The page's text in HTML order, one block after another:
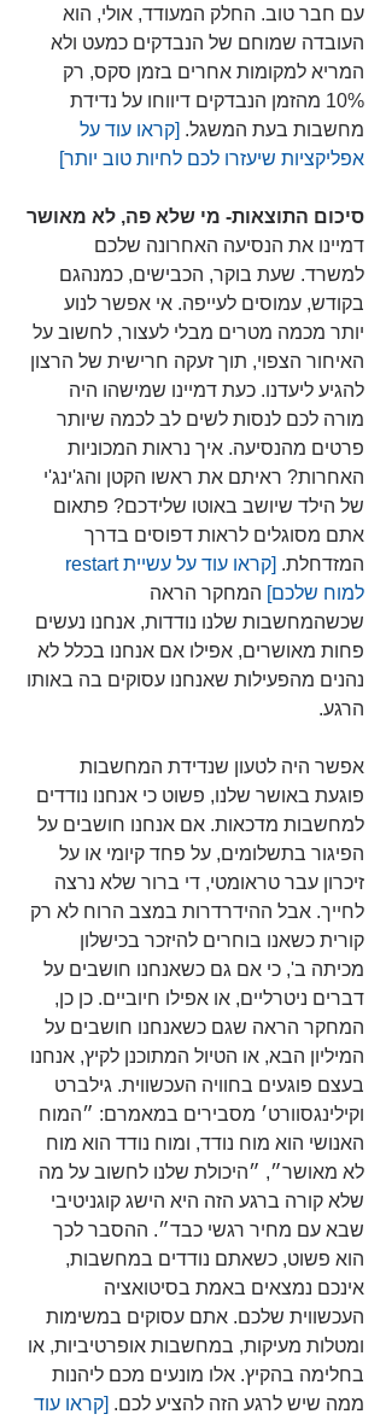
עם חבר טוב. החלק המעודד, אולי, הוא
העובדה שמוחם של הנבדקים כמעט ולא
המריא למקומות אחרים בזמן סקס, רק
10% מהזמן הנבדקים דיווחו על נדידת
מחשבות בעת המשגל. [קראו עוד על
אפליקציות שיעזרו לכם לחיות טוב יותר]
סיכום התוצאות- מי שלא פה, לא מאושר
דמיינו את הנסיעה האחרונה שלכם
למשרד. שעת בוקר, הכבישים, כמנהגם
בקודש, עמוסים לעייפה. אי אפשר לנוע
יותר מכמה מטרים מבלי לעצור, לחשוב על
האיחור הצפוי, תוך זעקה חרישית של הרצון
להגיע ליעדנו. כעת דמיינו שמישהו היה
מורה לכם לנסות לשים לב לכמה שיותר
פרטים מהנסיעה. איך נראות המכוניות
האחרות? ראיתם את ראשו הקטן והג'ינג'י
של הילד שיושב באוטו שלידכם? פתאום
אתם מסוגלים לראות דפוסים בדרך
המזדחלת.
למוח שלכם] המחקר הראה
שכשהמחשבות שלנו נודדות, אנחנו נעשים
פחות מאושרים, אפילו אם אנחנו בכלל לא
נהנים מהפעילות שאנחנו עסוקים בה באותו
הרגע.
אפשר היה לטעון שנדידת המחשבות
פוגעת באושר שלנו, פשוט כי אנחנו נודדים
למחשבות מדכאות. אם אנחנו חושבים על
הפיגור בתשלומים, על פחד קיומי או על
זיכרון עבר טראומטי, די ברור שלא נרצה
לחייך. אבל ההידרדרות במצב הרוח לא רק
קורית כשאנו בוחרים להיזכר בכישלון
מכיתה ב', כי אם גם כשאנחנו חושבים על
דברים ניטרליים, או אפילו חיוביים. כן כן,
המחקר הראה שגם כשאנחנו חושבים על
המיליון הבא, או הטיול המתוכנן לקיץ, אנחנו
בעצם פוגעים בחוויה העכשווית. גילברט
וקילינגסוורט׳ מסבירים במאמרם: ״המוח
האנושי הוא מוח נודד, ומוח נודד הוא מוח
לא מאושר״, ״היכולת שלנו לחשוב על מה
שלא קורה ברגע הזה היא הישג קוגניטיבי
שבא עם מחיר רגשי כבד״. ההסבר לכך
הוא פשוט, כשאתם נודדים במחשבות,
אינכם נמצאים באמת בסיטואציה
העכשווית שלכם. אתם עסוקים במשימות
ומטלות מעיקות, במחשבות אופרטיביות, או
בחלימה בהקיץ. אלו מונעים מכם ליהנות
ממה שיש לרגע הזה להציע לכם. [קראו עוד